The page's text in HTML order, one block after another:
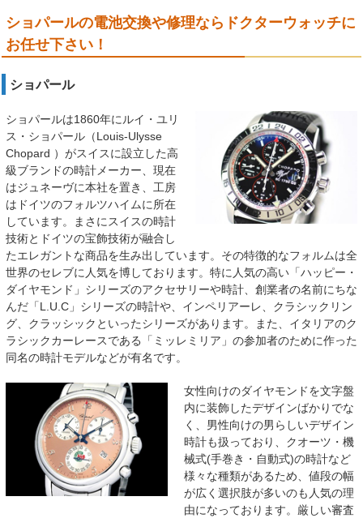
ショパールの電池交換や修理ならドクターウォッチに
お任せ下さい！
ショパール
ショパールは1860年にルイ・ユリ
ス・ショパール（Louis-Ulysse
Chopard ）がスイスに設立した高
級ブランドの時計メーカー、現在
はジュネーヴに本社を置き、工房
はドイツのフォルツハイムに所在
しています。まさにスイスの時計
技術とドイツの宝飾技術が融合し
たエレガントな商品を生み出しています。その特徴的なフォルムは全
世界のセレブに人気を博しております。特に人気の高い「ハッピー・
ダイヤモンド」シリーズのアクセサリーや時計、創業者の名前にちな
んだ「L.U.C」シリーズの時計や、インペリアーレ、クラシックリン
グ、クラッシックといったシリーズがあります。また、イタリアのク
ラシックカーレースである「ミッレミリア」の参加者のために作った
同名の時計モデルなどが有名です。
女性向けのダイヤモンドを文字盤
内に装飾したデザインばかりでな
く、男性向けの男らしいデザイン
時計も扱っており、クオーツ・機
械式(手巻き・自動式)の時計など
様々な種類があるため、値段の幅
が広く選択肢が多いのも人気の理
由になっております。厳しい審査